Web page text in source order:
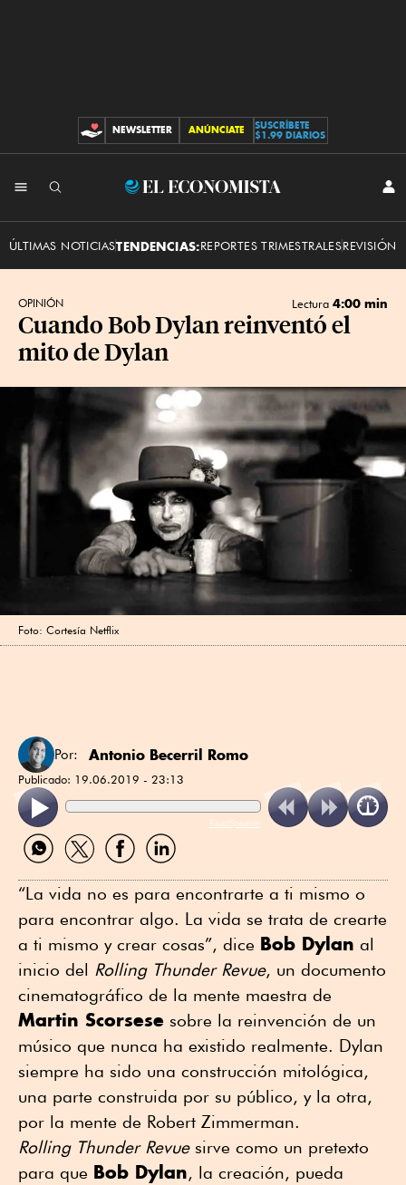
CONTRIBUCIONES
NEWSLETTER ANÚNCIATE
SUSCRÍBETE
$1.99 DIARIOS
El
ÚLTIMAS NOTICIASTENDENCIAS:REPORTES TRIMESTRALESREVISIÓN
OPINIÓN Lectura 4:00 min
Cuando Bob Dylan reinventó el
mito de Dylan
Foto: Cortesía Netflix
Por: Antonio Becerril Romo
Publicado: 19.06.2019 - 23:13
ReadSpeaker
Compartir
por
Compartir
por
Compartir
por
Compartir
por
“La vida no es para encontrarte a ti mismo o
para encontrar algo. La vida se trata de crearte
a ti mismo y crear cosas”, dice Bob Dylan al
inicio del Rolling Thunder Revue, un documento
cinematográfico de la mente maestra de
Martin Scorsese sobre la reinvención de un
músico que nunca ha existido realmente. Dylan
siempre ha sido una construcción mitológica,
una parte construida por su público, y la otra,
por la mente de Robert Zimmerman.
Rolling Thunder Revuesirve como un pretexto
para que Bob Dylan, la creación, pueda